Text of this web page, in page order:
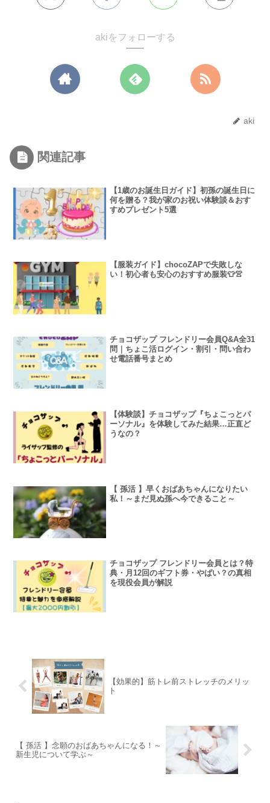
akiをフォローする
aki
関連記事
【1歳のお誕生日ガイド】初孫の誕生日に
何を贈る？我が家のお祝い体験談＆おす
すめプレゼント5選
【服装ガイド】chocoZAPで失敗しな
い！初心者も安心のおすすめ服装👕👚
チョコザップ フレンドリー会員Q&A全31
問｜ちょこ活ログイン・割引・問い合わ
せ電話番号まとめ
【体験談】チョコザップ『ちょこっとパ
ーソナル』を体験してみた結果…正直ど
うなの？
【 孫活 】早くおばあちゃんになりたい
私！～まだ見ぬ孫へ今できること～
チョコザップ フレンドリー会員とは？特
典・月12回のギフト券・やばい？の真相
を現役会員が解説
【効果的】筋トレ前ストレッチのメリッ
ト
【 孫活 】念願のおばあちゃんになる！～
新生児について学ぶ～